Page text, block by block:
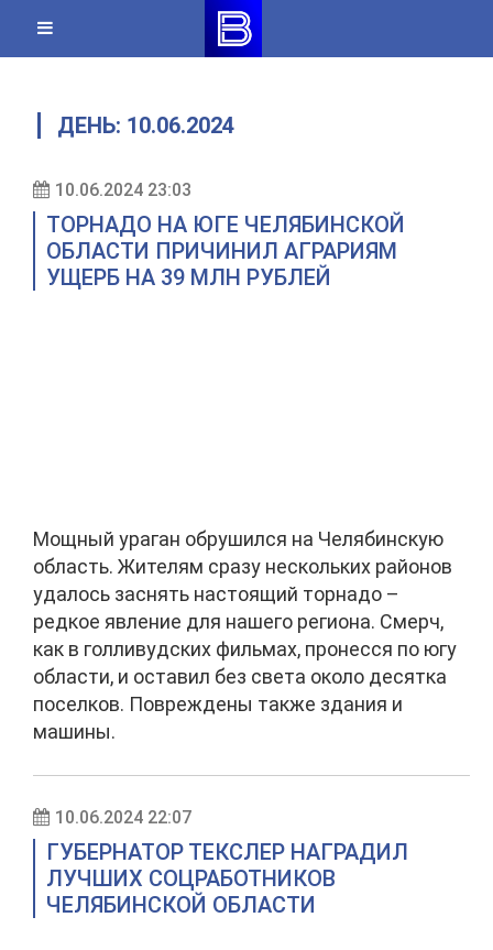
content
ДЕНЬ: 10.06.2024
10.06.2024 23:03
ТОРНАДО НА ЮГЕ ЧЕЛЯБИНСКОЙ
ОБЛАСТИ ПРИЧИНИЛ АГРАРИЯМ
УЩЕРБ НА 39 МЛН РУБЛЕЙ
Мощный ураган обрушился на Челябинскую
область. Жителям сразу нескольких районов
удалось заснять настоящий торнадо –
редкое явление для нашего региона. Смерч,
как в голливудских фильмах, пронесся по югу
области, и оставил без света около десятка
поселков. Повреждены также здания и
машины.
10.06.2024 22:07
ГУБЕРНАТОР ТЕКСЛЕР НАГРАДИЛ
ЛУЧШИХ СОЦРАБОТНИКОВ
ЧЕЛЯБИНСКОЙ ОБЛАСТИ